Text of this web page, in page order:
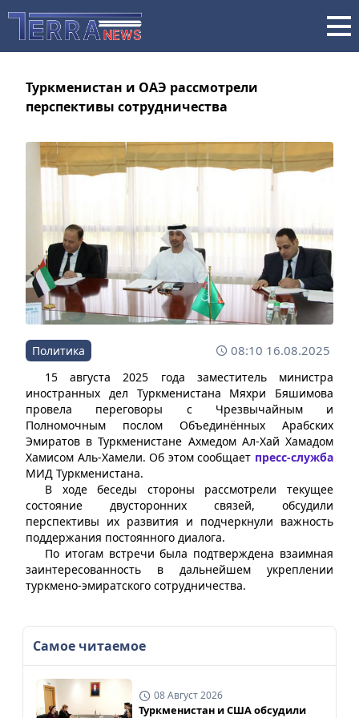
Туркменистан и ОАЭ рассмотрели
перспективы сотрудничества
Политика 08:10 16.08.2025
15 августа 2025 года заместитель министра
иностранных дел Туркменистана Мяхри Бяшимова
провела переговоры с Чрезвычайным и
Полномочным послом Объединённых Арабских
Эмиратов в Туркменистане Ахмедом Ал-Хай Хамадом
Хамисом Аль-Хамели. Об этом сообщает пресс-служба
МИД Туркменистана.
В ходе беседы стороны рассмотрели текущее
состояние двусторонних связей, обсудили
перспективы их развития и подчеркнули важность
поддержания постоянного диалога.
По итогам встречи была подтверждена взаимная
заинтересованность в дальнейшем укреплении
туркмено-эмиратского сотрудничества.
Самое читаемое
08 Август 2026
Туркменистан и США обсудили